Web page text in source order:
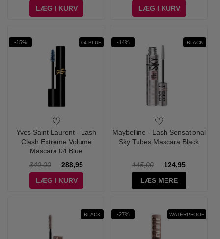
LÆG I KURV
LÆG I KURV
-15% 04 BLUE
Yves Saint Laurent - Lash
Clash Extreme Volume
Mascara 04 Blue
340,00
288,95
LÆG I KURV
-14% BLACK
Maybelline - Lash Sensational
Sky Tubes Mascara Black
145,00
124,95
LÆS MERE
BLACK -27% WATERPROOF